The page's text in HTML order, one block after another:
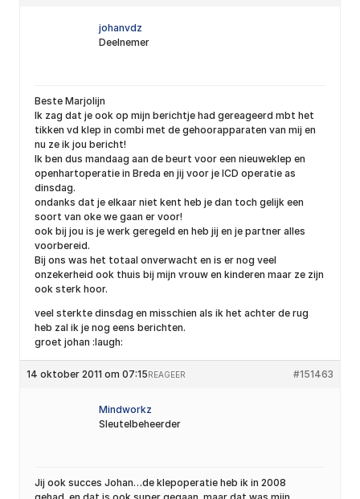
johanvdz
Deelnemer
Beste Marjolijn
Ik zag dat je ook op mijn berichtje had gereageerd mbt het
tikken vd klep in combi met de gehoorapparaten van mij en
nu ze ik jou bericht!
Ik ben dus mandaag aan de beurt voor een nieuweklep en
openhartoperatie in Breda en jij voor je ICD operatie as
dinsdag.
ondanks dat je elkaar niet kent heb je dan toch gelijk een
soort van oke we gaan er voor!
ook bij jou is je werk geregeld en heb jij en je partner alles
voorbereid.
Bij ons was het totaal onverwacht en is er nog veel
onzekerheid ook thuis bij mijn vrouw en kinderen maar ze zijn
ook sterk hoor.
veel sterkte dinsdag en misschien als ik het achter de rug
heb zal ik je nog eens berichten.
groet johan :laugh:
14 oktober 2011 om 07:15 #151463
REAGEER
Mindworkz
Sleutelbeheerder
Jij ook succes Johan…de klepoperatie heb ik in 2008